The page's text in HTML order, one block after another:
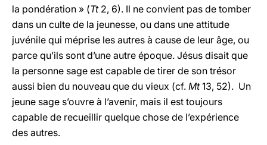
la pondération » (Tt2, 6). Il ne convient pas de tomber
dans un culte de la jeunesse, ou dans une attitude
juvénile qui méprise les autres à cause de leur âge, ou
parce qu’ils sont d’une autre époque. Jésus disait que
la personne sage est capable de tirer de son trésor
aussi bien du nouveau que du vieux (cf. Mt13, 52). Un
jeune sage s’ouvre à l’avenir, mais il est toujours
capable de recueillir quelque chose de l’expérience
des autres.